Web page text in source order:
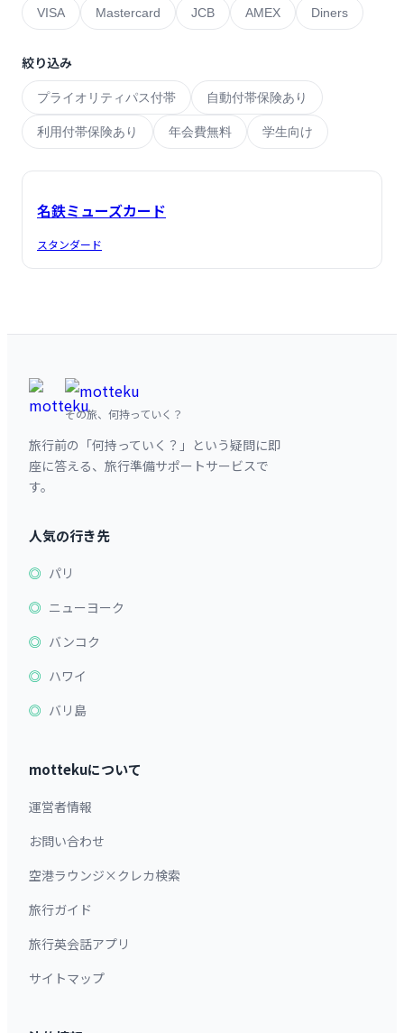
VISA Mastercard JCB AMEX Diners
絞り込み
プライオリティパス付帯 自動付帯保険あり
利用付帯保険あり 年会費無料 学生向け
名鉄ミューズカード
スタンダード
その旅、何持っていく？
旅行前の「何持っていく？」という疑問に即
座に答える、旅行準備サポートサービスで
す。
人気の行き先
パリ
ニューヨーク
バンコク
ハワイ
バリ島
mottekuについて
運営者情報
お問い合わせ
空港ラウンジ×クレカ検索
旅行ガイド
旅行英会話アプリ
サイトマップ